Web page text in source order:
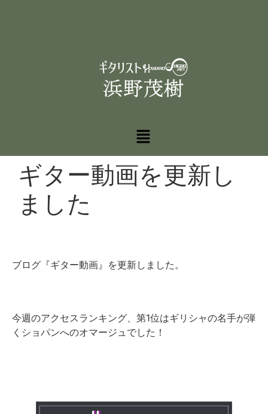
ギター動画を更新し
ました
ブログ『ギター動画』を更新しました。
今週のアクセスランキング、第1位はギリシャの名手が弾
くショパンへのオマージュでした！